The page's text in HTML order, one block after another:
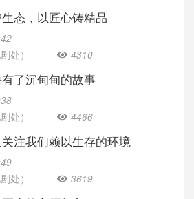
态，以匠心铸精品
处）
4310
了沉甸甸的故事
处）
4466
注我们赖以生存的环境
处）
3619